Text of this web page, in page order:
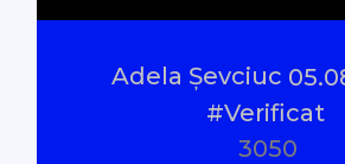
Documentare
Adela Șevciuc
#Verificat
3050